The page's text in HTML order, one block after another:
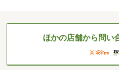
ほかの店舗から問い